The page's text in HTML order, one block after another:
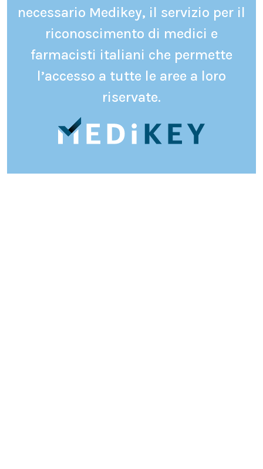
necessario Medikey, il servizio per il
riconoscimento di medici e
farmacisti italiani che permette
l’accesso a tutte le aree a loro
riservate.